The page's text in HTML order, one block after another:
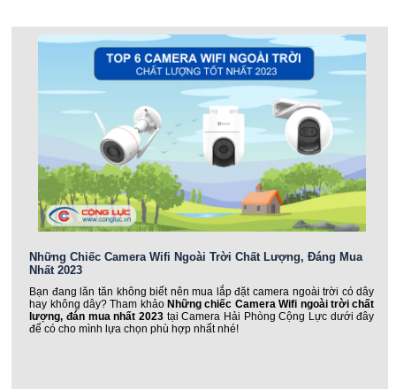
Những Chiếc Camera Wifi Ngoài Trời Chất Lượng, Đáng Mua
Nhất 2023
Bạn đang lăn tăn không biết nên mua lắp đặt camera ngoài trời có dây
hay không dây? Tham khảo Những chiếc Camera Wifi ngoài trời chất
lượng, đán mua nhất 2023tại Camera Hải Phòng Cộng Lực dưới đây
để có cho mình lựa chọn phù hợp nhất nhé!